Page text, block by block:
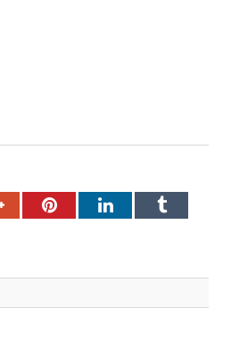
Google+PinterestLinkedInTumblr